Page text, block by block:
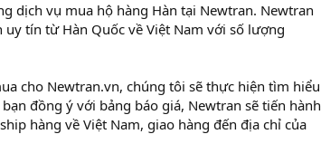
dịch vụ mua hộ hàng Hàn tại Newtran. Newtran
tín từ Hàn Quốc về Việt Nam với số lượng
cho Newtran.vn, chúng tôi sẽ thực hiện tìm hiểu
đồng ý với bảng báo giá, Newtran sẽ tiến hành
hàng về Việt Nam, giao hàng đến địa chỉ của